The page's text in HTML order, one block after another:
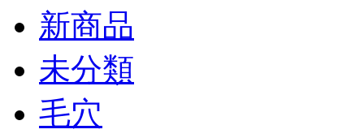
新商品
未分類
毛穴